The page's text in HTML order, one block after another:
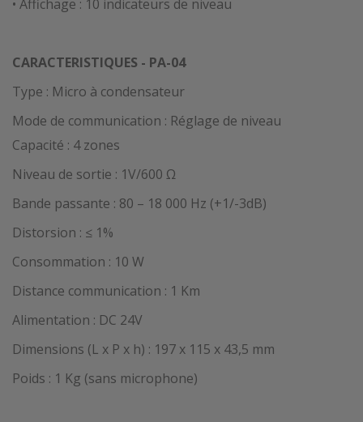
• Affichage : 10 indicateurs de niveau
CARACTERISTIQUES - PA-04
Type : Micro à condensateur
Mode de communication : Réglage de niveau
Capacité : 4 zones
Niveau de sortie : 1V/600 Ω
Bande passante : 80 – 18 000 Hz (+1/-3dB)
Distorsion : ≤ 1%
Consommation : 10 W
Distance communication : 1 Km
Alimentation : DC 24V
Dimensions (L x P x h) : 197 x 115 x 43,5 mm
Poids : 1 Kg (sans microphone)